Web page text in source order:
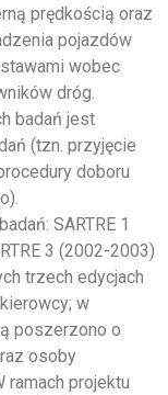
prędkością oraz
pojazdów
wobec
dróg.
badań jest
(tzn. przyjęcie
doboru
SARTRE 1
3 (2002-2003)
trzech edycjach
w
poszerzono o
osoby
ramach projektu